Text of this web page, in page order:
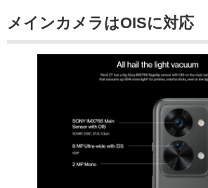
メインカメラはOISに対応